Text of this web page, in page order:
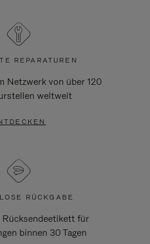
REPARATUREN
Netzwerk von über 120
weltweit
RÜCKGABE
für
binnen 30 Tagen